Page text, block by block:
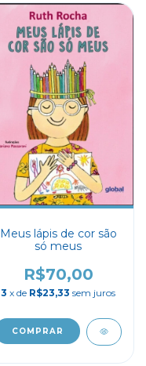
Meus lápis de cor são
só meus
R$70,00
3 x de R$23,33 sem juros